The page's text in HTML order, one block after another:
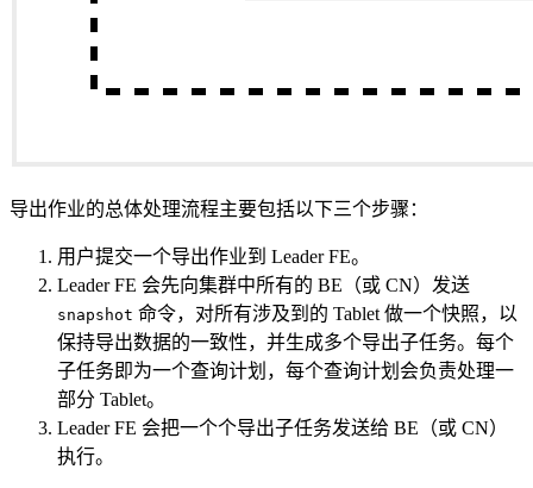
导出作业的总体处理流程主要包括以下三个步骤：
用户提交一个导出作业到 Leader FE。
Leader FE 会先向集群中所有的 BE（或 CN）发送
snapshot 命令，对所有涉及到的 Tablet 做一个快照，以
保持导出数据的一致性，并生成多个导出子任务。每个
子任务即为一个查询计划，每个查询计划会负责处理一
部分 Tablet。
Leader FE 会把一个个导出子任务发送给 BE（或 CN）
执行。